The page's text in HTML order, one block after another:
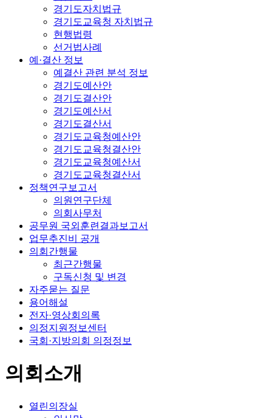
경기도자치법규
경기도교육청 자치법규
현행법령
선거법사례
예·결산 정보
예결산 관련 분석 정보
경기도예산안
경기도결산안
경기도예산서
경기도결산서
경기도교육청예산안
경기도교육청결산안
경기도교육청예산서
경기도교육청결산서
정책연구보고서
의원연구단체
의회사무처
공무원 국외훈련결과보고서
업무추진비 공개
의회간행물
최근간행물
구독신청 및 변경
자주묻는 질문
용어해설
전자·영상회의록
의정지원정보센터
국회·지방의회 의정정보
의회소개
열린의장실